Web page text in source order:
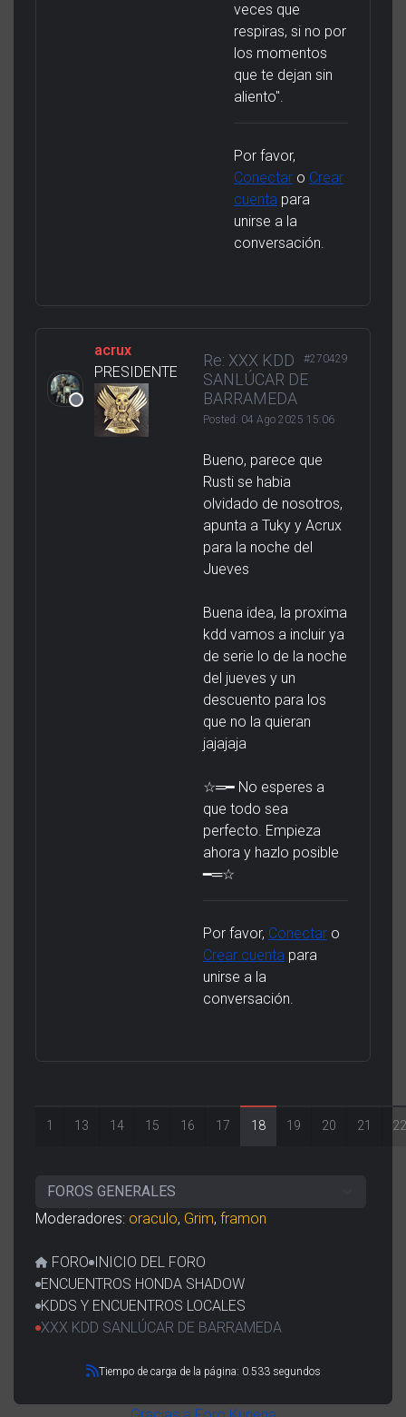
veces que
respiras, si no por
los momentos
que te dejan sin
aliento".
Por favor,
Conectar o Crear
cuenta para
unirse a la
conversación.
acrux
PRESIDENTE
Re: XXX KDD
SANLÚCAR DE
BARRAMEDA
Posted: 04 Ago 2025 15:06
#270429
Bueno, parece que
Rusti se habia
olvidado de nosotros,
apunta a Tuky y Acrux
para la noche del
Jueves
Buena idea, la proxima
kdd vamos a incluir ya
de serie lo de la noche
del jueves y un
descuento para los
que no la quieran
jajajaja
☆═━ No esperes a
que todo sea
perfecto. Empieza
ahora y hazlo posible
━═☆
Por favor, Conectar o
Crear cuenta para
unirse a la
conversación.
1 13 14 15 16 17 18 19 20 21 22
Moderadores: oraculo, Grim, framon
FORO INICIO DEL FORO
ENCUENTROS HONDA SHADOW
KDDS Y ENCUENTROS LOCALES
XXX KDD SANLÚCAR DE BARRAMEDA
Tiempo de carga de la página: 0.533 segundos